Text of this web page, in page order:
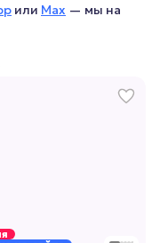
или Max — мы на